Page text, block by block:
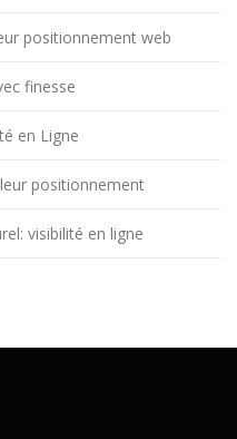
positionnement web
finesse
en Ligne
positionnement
visibilité en ligne